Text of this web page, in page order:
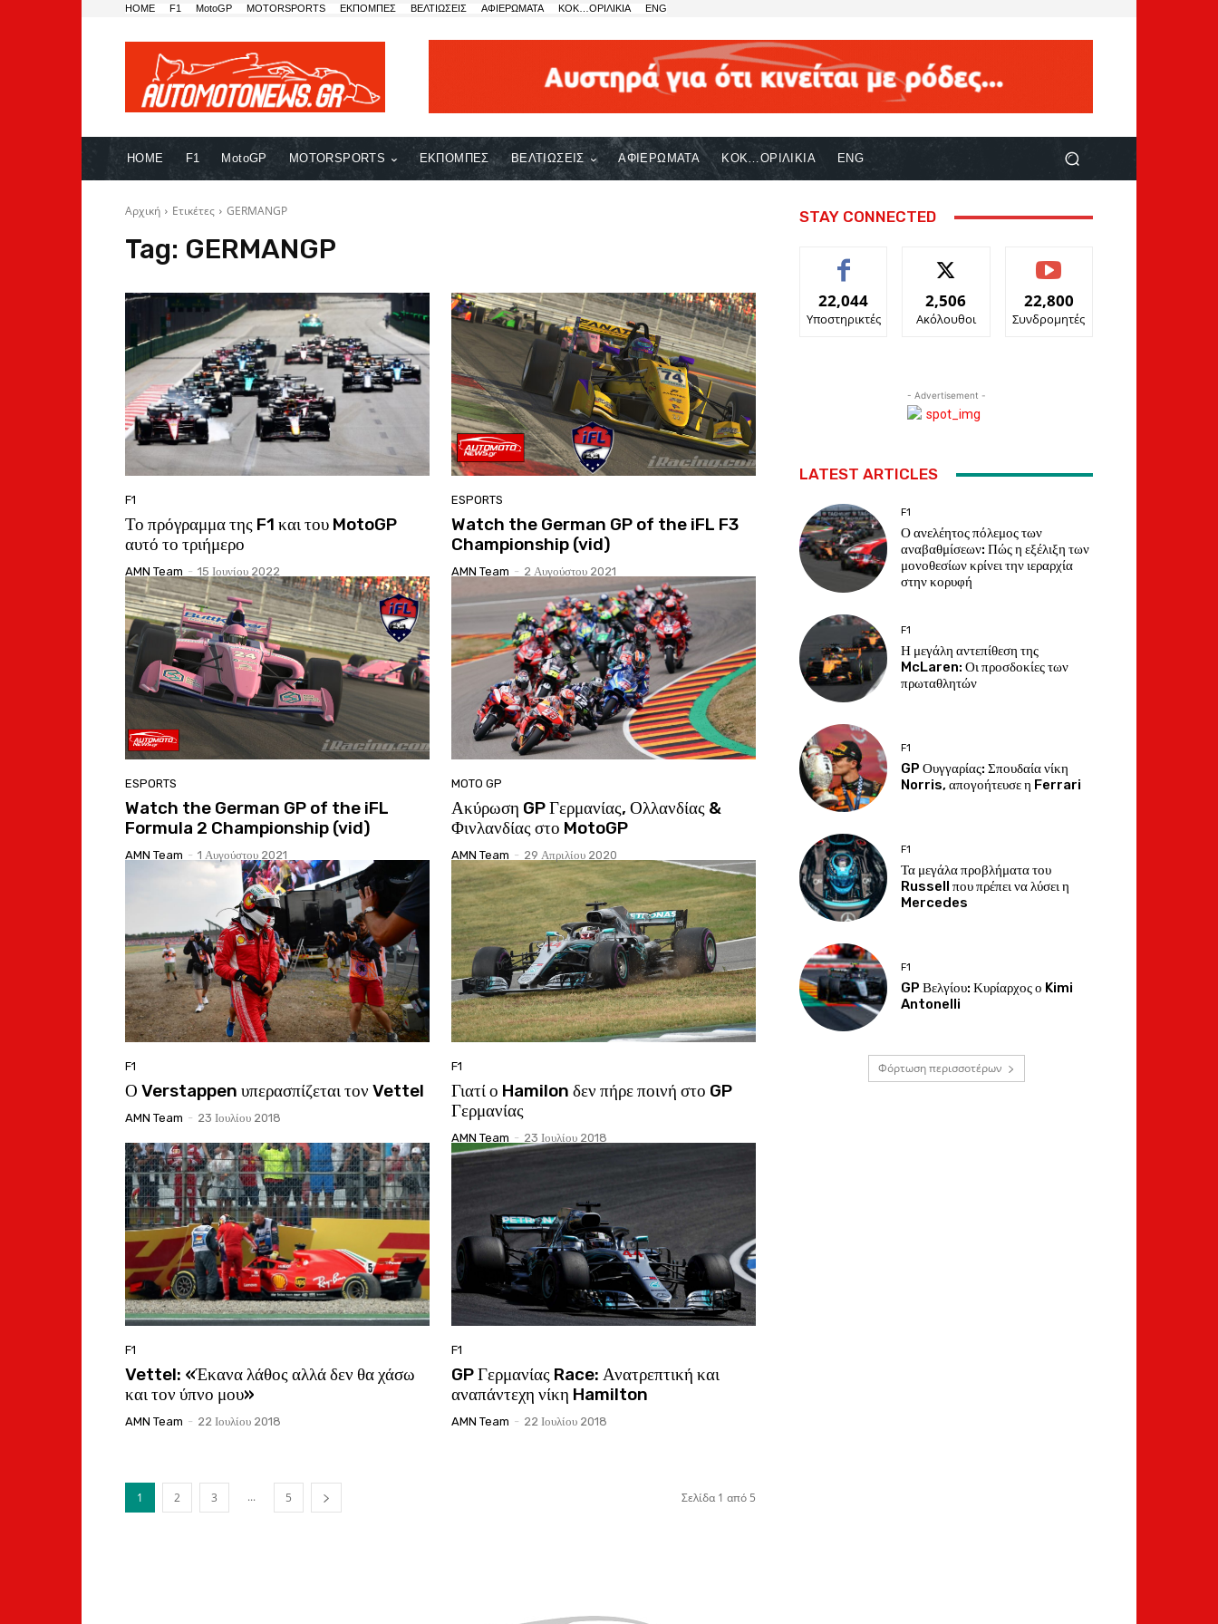
HOME F1 MotoGP MOTORSPORTS ΕΚΠΟΜΠΕΣ ΒΕΛΤΙΩΣΕΙΣ ΑΦΙΕΡΩΜΑΤΑ ΚΟΚ…ΟΡΙΛΙΚΙΑ ENG
HOME F1 MotoGP MOTORSPORTS ΕΚΠΟΜΠΕΣ ΒΕΛΤΙΩΣΕΙΣ ΑΦΙΕΡΩΜΑΤΑ ΚΟΚ…ΟΡΙΛΙΚΙΑ ENG
Αρχική Ετικέτες GERMANGP
Tag: GERMANGP
F1
Το πρόγραμμα της F1 και του MotoGP
αυτό το τριήμερο
AMN Team - 15 Ιουνίου 2022
ESPORTS
Watch the German GP of the iFL F3
Championship (vid)
AMN Team - 2 Αυγούστου 2021
ESPORTS
Watch the German GP of the iFL
Formula 2 Championship (vid)
AMN Team - 1 Αυγούστου 2021
MOTO GP
Ακύρωση GP Γερμανίας, Ολλανδίας &
Φινλανδίας στο MotoGP
AMN Team - 29 Απριλίου 2020
F1
Ο Verstappen υπερασπίζεται τον Vettel
AMN Team - 23 Ιουλίου 2018
F1
Γιατί ο Hamilon δεν πήρε ποινή στο GP
Γερμανίας
AMN Team - 23 Ιουλίου 2018
F1
Vettel: «Έκανα λάθος αλλά δεν θα χάσω
και τον ύπνο μου»
AMN Team - 22 Ιουλίου 2018
F1
GP Γερμανίας Race: Ανατρεπτική και
αναπάντεχη νίκη Hamilton
AMN Team - 22 Ιουλίου 2018
1 2 3 ... 5 Σελίδα 1 από 5
STAY CONNECTED
22,044
Υποστηρικτές
2,506
Ακόλουθοι
22,800
Συνδρομητές
- Advertisement -
LATEST ARTICLES
F1
Ο ανελέητος πόλεμος των
αναβαθμίσεων: Πώς η εξέλιξη των
μονοθεσίων κρίνει την ιεραρχία
στην κορυφή
F1
Η μεγάλη αντεπίθεση της
McLaren: Οι προσδοκίες των
πρωταθλητών
F1
GP Ουγγαρίας: Σπουδαία νίκη
Norris, απογοήτευσε η Ferrari
F1
Τα μεγάλα προβλήματα του
Russell που πρέπει να λύσει η
Mercedes
F1
GP Βελγίου: Κυρίαρχος ο Kimi
Antonelli
Φόρτωση περισσοτέρων